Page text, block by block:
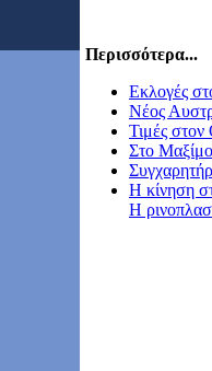
Περισσότερα...
Εκλογές
Nέος
Τιμές
Στο
Η κίνηση
Η